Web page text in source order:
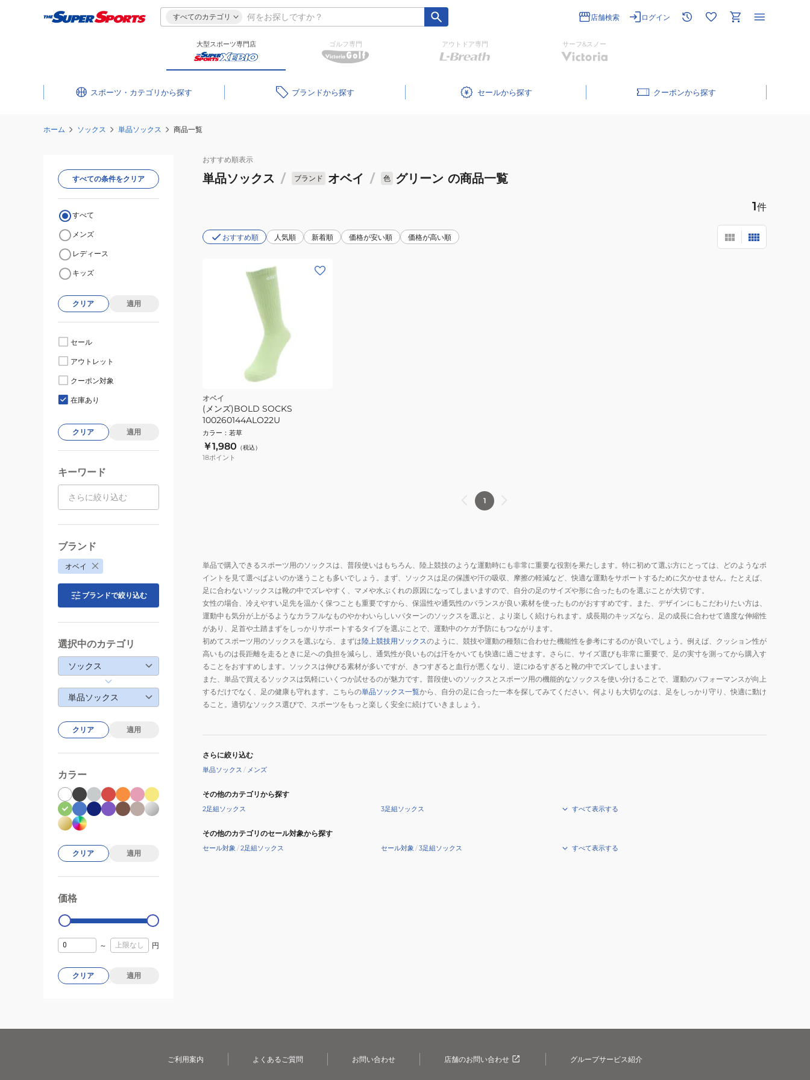
すべてのカテゴリ 店舗検索 ログイン
大型スポーツ専門店 ゴルフ専門 アウトドア専門 サーフ&スノー
スポーツ・カテゴリ ブランド セール クーポン
ホーム ソックス 単品ソックス 商品一覧
おすすめ順表示
単品ソックス / ブランド オベイ / 色 グリーン の商品一覧
1件
おすすめ順 人気順 新着順 価格が安い順 価格が高い順
オベイ
(メンズ)BOLD SOCKS
100260144ALO22U
カラー ： 若草
￥1,980 （税込）
18ポイント
1
単品で購入できるスポーツ用のソックスは、普段使いはもちろん、陸上競技のような運動時にも非常に重要な役割を果たします。特に初めて選ぶ方にとっては、どのようなポ
イントを見て選べばよいのか迷うことも多いでしょう。まず、ソックスは足の保護や汗の吸収、摩擦の軽減など、快適な運動をサポートするために欠かせません。たとえば、
足に合わないソックスは靴の中でズレやすく、マメや水ぶくれの原因になってしまいますので、自分の足のサイズや形に合ったものを選ぶことが大切です。
女性の場合、冷えやすい足先を温かく保つことも重要ですから、保温性や通気性のバランスが良い素材を使ったものがおすすめです。また、デザインにもこだわりたい方は、
運動中も気分が上がるようなカラフルなものやかわいらしいパターンのソックスを選ぶと、より楽しく続けられます。成長期のキッズなら、足の成長に合わせて適度な伸縮性
があり、足首や土踏まずをしっかりサポートするタイプを選ぶことで、運動中のケガ予防にもつながります。
初めてスポーツ用のソックスを選ぶなら、まずは陸上競技用ソックスのように、競技や運動の種類に合わせた機能性を参考にするのが良いでしょう。例えば、クッション性が
高いものは長距離を走るときに足への負担を減らし、通気性が良いものは汗をかいても快適に過ごせます。さらに、サイズ選びも非常に重要で、足の実寸を測ってから購入す
ることをおすすめします。ソックスは伸びる素材が多いですが、きつすぎると血行が悪くなり、逆にゆるすぎると靴の中でズレてしまいます。
また、単品で買えるソックスは気軽にいくつか試せるのが魅力です。普段使いのソックスとスポーツ用の機能的なソックスを使い分けることで、運動のパフォーマンスが向上
するだけでなく、足の健康も守れます。こちらの単品ソックス一覧から、自分の足に合った一本を探してみてください。何よりも大切なのは、足をしっかり守り、快適に動け
ること。適切なソックス選びで、スポーツをもっと楽しく安全に続けていきましょう。
さらに絞り込む
単品ソックス / メンズ
その他のカテゴリから探す
2足組ソックス 3足組ソックス すべて表示する
その他のカテゴリのセール対象から探す
セール対象 /2足組ソックス セール対象 /3足組ソックス すべて表示する
すべての条件をクリア
すべて
メンズ
レディース
キッズ
クリア 適用
セール
アウトレット
クーポン対象
在庫あり
クリア 適用
キーワード
ブランド
オベイ
ブランドで絞り込む
選択中のカテゴリ
ソックス
単品ソックス
クリア 適用
カラー
クリア 適用
価格
0
～ 円
クリア 適用
ご利用案内 よくあるご質問 お問い合わせ 店舗のお問い合わせ グループサービス紹介